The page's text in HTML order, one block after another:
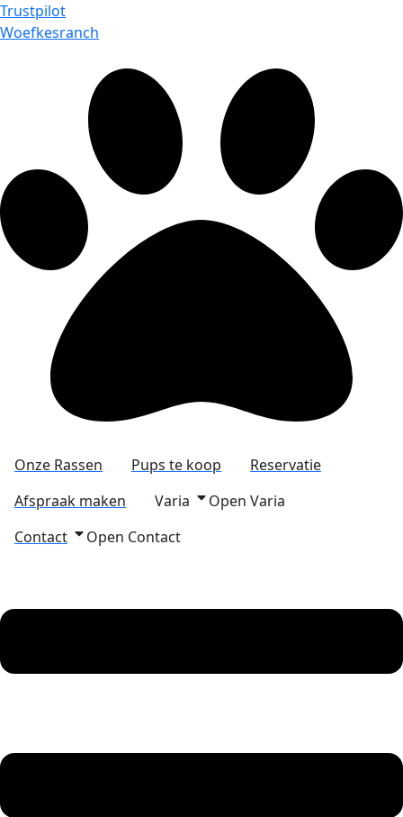
Trustpilot
Woefkesranch
Onze Rassen Pups te koop
Reservatie
Afspraak maken
Varia
Open Varia
Contact
Open Contact